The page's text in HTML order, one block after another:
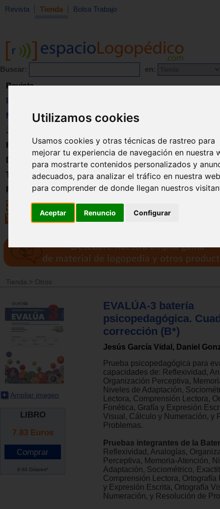
Utilizamos cookies
Usamos cookies y otras técnicas de rastreo para
mejorar tu experiencia de navegación en nuestra
para mostrarte contenidos personalizados y
adecuados, para analizar el tráfico en nuestra
para comprender de donde llegan nuestros
Aceptar Renuncio Configurar
Revista Tienda Bolsa Trabajo
Buscar: en:
Revista
Libros
Material
Juguetes
Formación
Directorio
Trabajo
Registro
Tienda > Otros
Ampliar imagen
LIBRO
7.83 Euros
8.68 Dólares*
EVALÚA-3 batería
psicopedagógica.
corrección (B*)
Jesús García Vidal, Daniel
Prueba psicopedagógica para
capacidades de: Reflexividad,
Organización Perceptiva,
Niveles de Adaptación,
Lectora, Comprensión Lectora,
Fonética, Grafía y Expresión
Visual, Cálculo y Numeración, y
Problemas.
Pruebas integrantes de la
Reflexividad, Analogías,
Perceptiva, Memoria-Atención,
Adaptación, Sociométrico,
Comprensión Lectora, Ortografía
y Expresión Escrita, Ortografía
Numeración, y Resolución de